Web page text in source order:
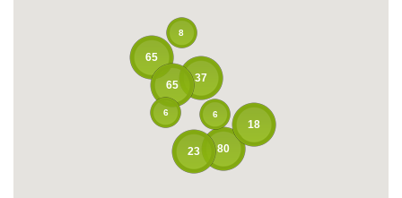
80
18
65
37
65
23
6
6
8